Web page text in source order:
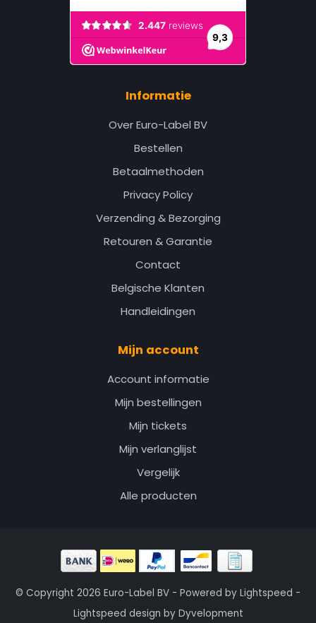
Informatie
Over Euro-Label BV
Bestellen
Betaalmethoden
Privacy Policy
Verzending & Bezorging
Retouren & Garantie
Contact
Belgische Klanten
Handleidingen
Mijn account
Account informatie
Mijn bestellingen
Mijn tickets
Mijn verlanglijst
Vergelijk
Alle producten
© Copyright 2026 Euro-Label BV - Powered by Lightspeed -
Lightspeed design by Dyvelopment